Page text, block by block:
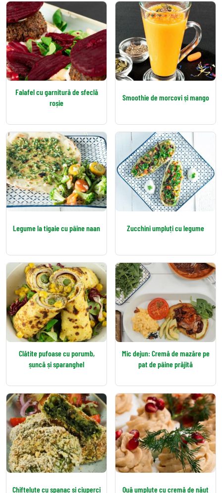
Falafel cu garnitură de sfeclă
roșie
Smoothie de morcovi și mango
Legume la tigaie cu pâine naan Zucchini umpluți cu legume
Clătite pufoase cu porumb,
șuncă și sparanghel
Mic dejun: Cremă de mazăre pe
pat de pâine prăjită
Chifteluțe cu spanac și ciuperci Ouă umplute cu cremă de năut